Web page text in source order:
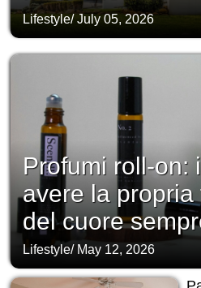
Lifestyle/July 05, 2026
Profumi roll-on:
avere la propria
del cuore
Lifestyle/ May 12, 2026